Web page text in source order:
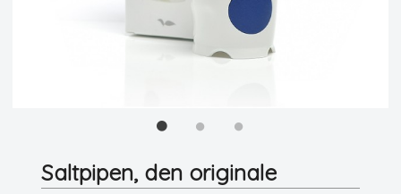
Saltpipen, den originale